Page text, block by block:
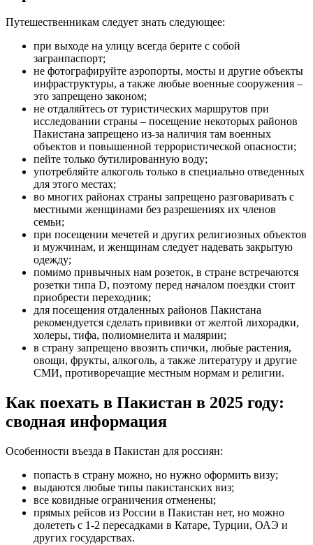
Путешественникам следует знать следующее:
при выходе на улицу всегда берите с собой
загранпаспорт;
не фотографируйте аэропорты, мосты и другие объекты
инфраструктуры, а также любые военные сооружения –
это запрещено законом;
не отдаляйтесь от туристических маршрутов при
исследовании страны – посещение некоторых районов
Пакистана запрещено из-за наличия там военных
объектов и повышенной террористической опасности;
пейте только бутилированную воду;
употребляйте алкоголь только в специально отведенных
для этого местах;
во многих районах страны запрещено разговаривать с
местными женщинами без разрешениях их членов
семьи;
при посещении мечетей и других религиозных объектов
и мужчинам, и женщинам следует надевать закрытую
одежду;
помимо привычных нам розеток, в стране встречаются
розетки типа D, поэтому перед началом поездки стоит
приобрести переходник;
для посещения отдаленных районов Пакистана
рекомендуется сделать прививки от желтой лихорадки,
холеры, тифа, полиомиелита и малярии;
в страну запрещено ввозить спички, любые растения,
овощи, фрукты, алкоголь, а также литературу и другие
СМИ, противоречащие местным нормам и религии.
Как поехать в Пакистан в 2025 году:
сводная информация
Особенности въезда в Пакистан для россиян:
попасть в страну можно, но нужно оформить визу;
выдаются любые типы пакистанских виз;
все ковидные ограничения отменены;
прямых рейсов из России в Пакистан нет, но можно
долететь с 1-2 пересадками в Катаре, Турции, ОАЭ и
других государствах.